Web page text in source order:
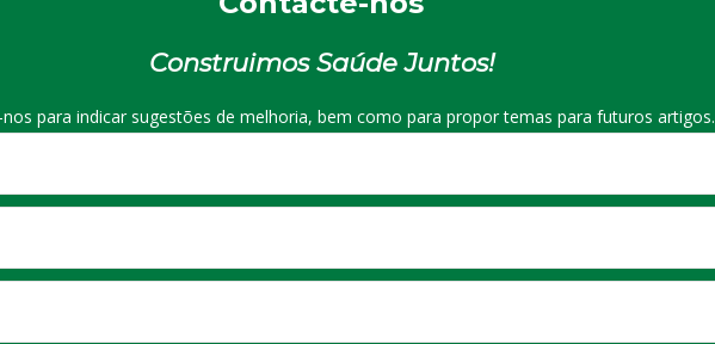
Construimos Saúde Juntos!
para indicar sugestões de melhoria, bem como para propor temas para futuros artigos.